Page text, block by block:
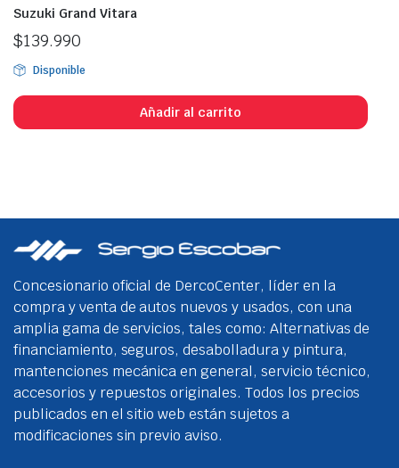
Suzuki Grand Vitara
$139.990
Disponible
Añadir al carrito
Concesionario oficial de DercoCenter, líder en la
compra y venta de autos nuevos y usados, con una
amplia gama de servicios, tales como: Alternativas de
financiamiento, seguros, desabolladura y pintura,
mantenciones mecánica en general, servicio técnico,
accesorios y repuestos originales. Todos los precios
publicados en el sitio web están sujetos a
modificaciones sin previo aviso.